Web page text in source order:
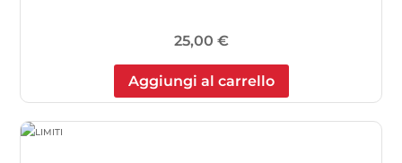
25,00 €
Aggiungi al carrello